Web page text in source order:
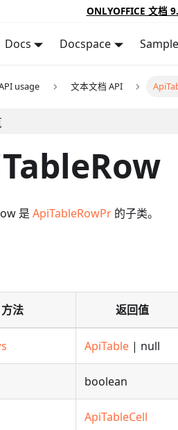
ONLYOFFICE 文档
Docs Docspace
usage 文本文档 API
是 ApiTableRowPr 的子类。
方法 返回值
ApiTable | null
boolean
ApiTableCell